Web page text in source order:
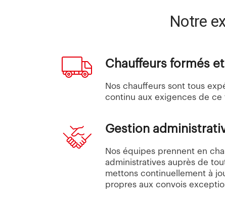
Notre
Chauffeurs formés
Nos chauffeurs sont tous
continu aux exigences de
Gestion
Nos équipes prennent en
administratives auprès de
mettons continuellement à
propres aux convois